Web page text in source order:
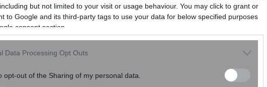
but not limited to your visit or usage behaviour. You may click to grant or
to Google and its third-party tags to use your data for below specified purposes
consent section.
Data Processing Opt Outs
opt-out of the Sharing of my personal data.